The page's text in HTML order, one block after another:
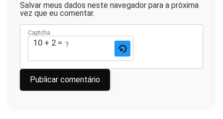
Salvar meus dados neste navegador para a próxima
vez que eu comentar.
Captcha
10 + 2 = ?